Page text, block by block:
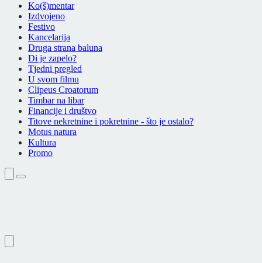
Ko(š)mentar
Izdvojeno
Festivo
Kancelarija
Druga strana baluna
Di je zapelo?
Tjedni pregled
U svom filmu
Clipeus Croatorum
Timbar na libar
Financije i društvo
Titove nekretnine i pokretnine - što je ostalo?
Motus natura
Kultura
Promo